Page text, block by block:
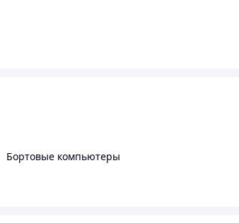
Бортовые компьютеры